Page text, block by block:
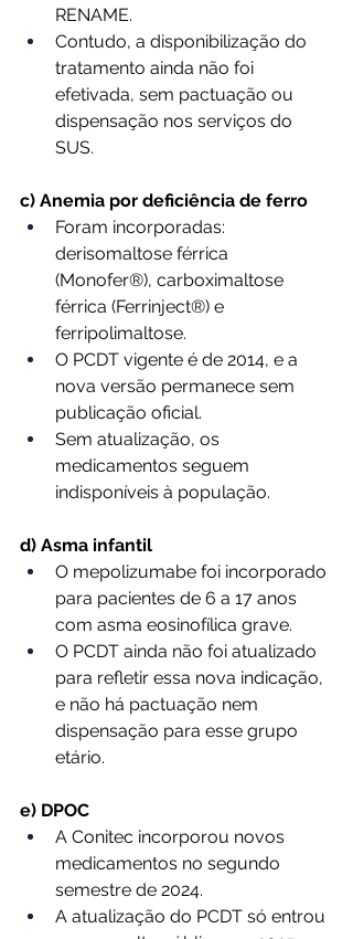
RENAME.
Contudo, a disponibilização do
tratamento ainda não foi
efetivada, sem pactuação ou
dispensação nos serviços do
SUS.
c) Anemia por deficiência de ferro
Foram incorporadas:
derisomaltose férrica
(Monofer®), carboximaltose
férrica (Ferrinject®) e
ferripolimaltose.
O PCDT vigente é de 2014, e a
nova versão permanece sem
publicação oficial.
Sem atualização, os
medicamentos seguem
indisponíveis à população.
d) Asma infantil
O mepolizumabe foi incorporado
para pacientes de 6 a 17 anos
com asma eosinofílica grave.
O PCDT ainda não foi atualizado
para refletir essa nova indicação,
e não há pactuação nem
dispensação para esse grupo
etário.
e) DPOC
A Conitec incorporou novos
medicamentos no segundo
semestre de 2024.
A atualização do PCDT só entrou